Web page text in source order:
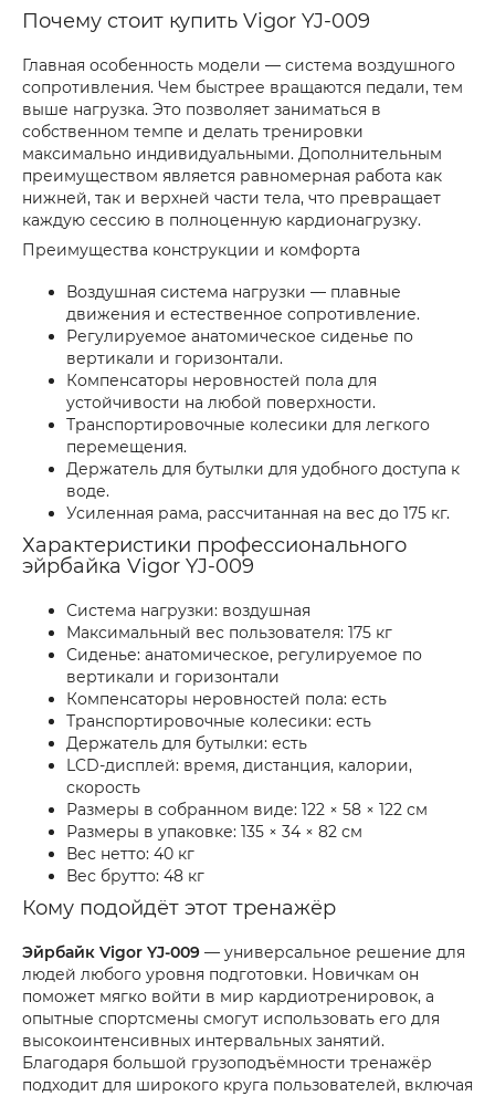
Почему стоит купить Vigor YJ-009
Главная особенность модели — система воздушного
сопротивления. Чем быстрее вращаются педали, тем
выше нагрузка. Это позволяет заниматься в
собственном темпе и делать тренировки
максимально индивидуальными. Дополнительным
преимуществом является равномерная работа как
нижней, так и верхней части тела, что превращает
каждую сессию в полноценную кардионагрузку.
Преимущества конструкции и комфорта
Воздушная система нагрузки — плавные
движения и естественное сопротивление.
Регулируемое анатомическое сиденье по
вертикали и горизонтали.
Компенсаторы неровностей пола для
устойчивости на любой поверхности.
Транспортировочные колесики для легкого
перемещения.
Держатель для бутылки для удобного доступа к
воде.
Усиленная рама, рассчитанная на вес до 175 кг.
Характеристики профессионального
эйрбайка Vigor YJ-009
Система нагрузки: воздушная
Максимальный вес пользователя: 175 кг
Сиденье: анатомическое, регулируемое по
вертикали и горизонтали
Компенсаторы неровностей пола: есть
Транспортировочные колесики: есть
Держатель для бутылки: есть
LCD-дисплей: время, дистанция, калории,
скорость
Размеры в собранном виде: 122 × 58 × 122 см
Размеры в упаковке: 135 × 34 × 82 см
Вес нетто: 40 кг
Вес брутто: 48 кг
Кому подойдёт этот тренажёр
Эйрбайк Vigor YJ-009 — универсальное решение для
людей любого уровня подготовки. Новичкам он
поможет мягко войти в мир кардиотренировок, а
опытные спортсмены смогут использовать его для
высокоинтенсивных интервальных занятий.
Благодаря большой грузоподъёмности тренажёр
подходит для широкого круга пользователей, включая